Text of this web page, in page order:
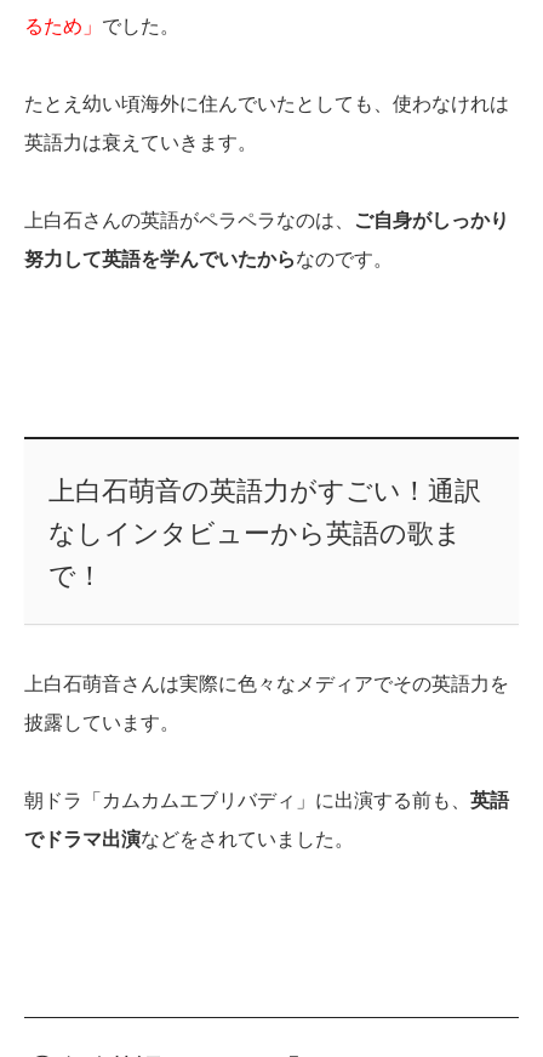
るため」 でした。
たとえ幼い頃海外に住んでいたとしても、使わなけれは
英語力は衰えていきます。
上白石さんの英語がペラペラなのは、
ご自身がしっかり
努力して英語を学んでいたからなのです。
上白石萌音の英語力がすごい！通訳
なしインタビューから英語の歌ま
で！
上白石萌音さんは実際に色々なメディアでその英語力を
披露しています。
朝ドラ「カムカムエブリバディ」に出演する前も、 英語
でドラマ出演などをされていました。